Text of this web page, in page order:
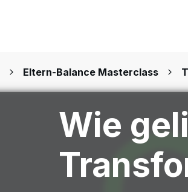
Eltern-Balance Masterclass
Wie